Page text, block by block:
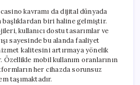
kavramı da dijital dünyada
biri haline gelmiştir.
kullanıcı dostu tasarımlar ve
sayesinde bu alanda faaliyet
kalitesini artırmaya yönelik
Özellikle mobil kullanım oranlarının
her cihazda sorunsuz
taşımaktadır.